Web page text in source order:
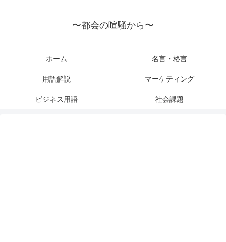
〜都会の喧騒から〜
ホーム 名言・格言
用語解説 マーケティング
ビジネス用語 社会課題